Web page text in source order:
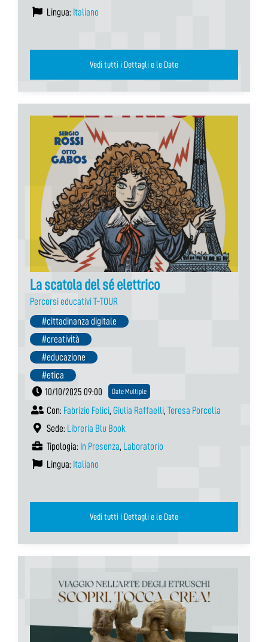
Lingua: Italiano
Vedi tutti i Dettagli e le Date
La scatola del sé elettrico
Percorsi educativi T-TOUR
#cittadinanza digitale
#creatività
#educazione
#etica
10/10/2025 09:00
Date Multiple
Con: Fabrizio Felici, Giulia Raffaelli, Teresa Porcella
Sede: Libreria Blu Book
Tipologia: In Presenza, Laboratorio
Lingua: Italiano
Vedi tutti i Dettagli e le Date